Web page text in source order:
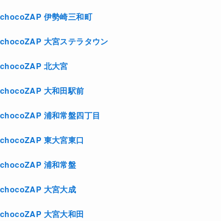
chocoZAP 伊勢崎三和町
chocoZAP 大宮ステラタウン
chocoZAP 北大宮
chocoZAP 大和田駅前
chocoZAP 浦和常盤四丁目
chocoZAP 東大宮東口
chocoZAP 浦和常盤
chocoZAP 大宮大成
chocoZAP 大宮大和田